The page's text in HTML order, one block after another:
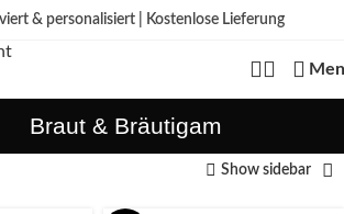
Standard – wir fertigen aus echtem 925 Sterling
18K Vergoldung oder aus Echtgold.
& personalisiert | Kostenlose Lieferung
Braut & Bräutigam
Show sidebar